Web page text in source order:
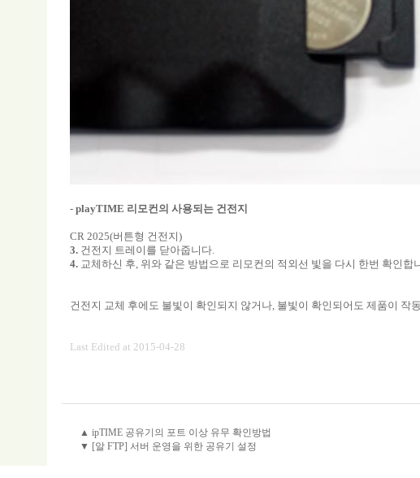
-playTIME 리모컨의 사용되는 건전지
CR 2025(버튼형 건전지)
3. 건전지 트레이를 닫아줍니다.
4. 교체하신 후, 위와 같은 방법으로 리모컨의 적외선 빛을 다시 한번 확인합
건전지 교체 후에도 불빛이 확인되지 않거나, 불빛이 확인되어도 제품이 작
Last Edited at 2015-04-28
▲ ipTIME 공유기의 포트 이상 유무 확인방법
▼ [알 FTP] 서버 운영을 위한 공유기 설정